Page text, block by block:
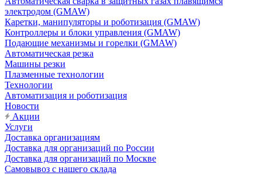
электродом (GMAW)
Каретки, манипуляторы и роботизация (GMAW)
Контроллеры и блоки управления (GMAW)
Подающие механизмы и горелки (GMAW)
Автоматическая резка
Машины резки
Плазменные технологии
Технологии
Автоматизация и роботизация
Новости
Акции
Услуги
Доставка организациям
Доставка для организаций по России
Доставка для организаций по Москве
Самовывоз с нашего склада